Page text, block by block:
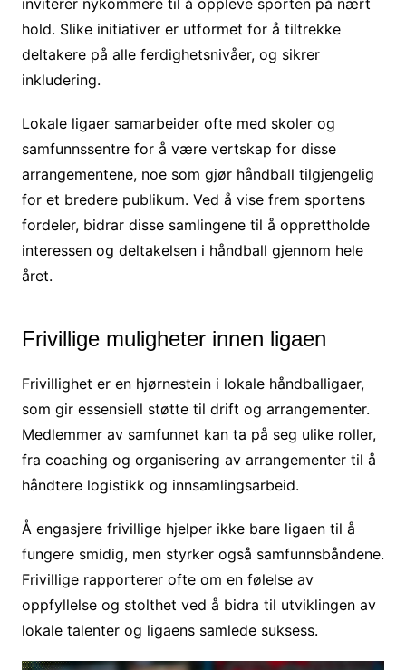
hold. Slike initiativer er utformet for å tiltrekke
deltakere på alle ferdighetsnivåer, og sikrer
inkludering.
Lokale ligaer samarbeider ofte med skoler og
samfunnssentre for å være vertskap for disse
arrangementene, noe som gjør håndball tilgjengelig
for et bredere publikum. Ved å vise frem sportens
fordeler, bidrar disse samlingene til å opprettholde
interessen og deltakelsen i håndball gjennom hele
året.
Frivillige muligheter innen ligaen
Frivillighet er en hjørnestein i lokale håndballigaer,
som gir essensiell støtte til drift og arrangementer.
Medlemmer av samfunnet kan ta på seg ulike roller,
fra coaching og organisering av arrangementer til å
håndtere logistikk og innsamlingsarbeid.
Å engasjere frivillige hjelper ikke bare ligaen til å
fungere smidig, men styrker også samfunnsbåndene.
Frivillige rapporterer ofte om en følelse av
oppfyllelse og stolthet ved å bidra til utviklingen av
lokale talenter og ligaens samlede suksess.